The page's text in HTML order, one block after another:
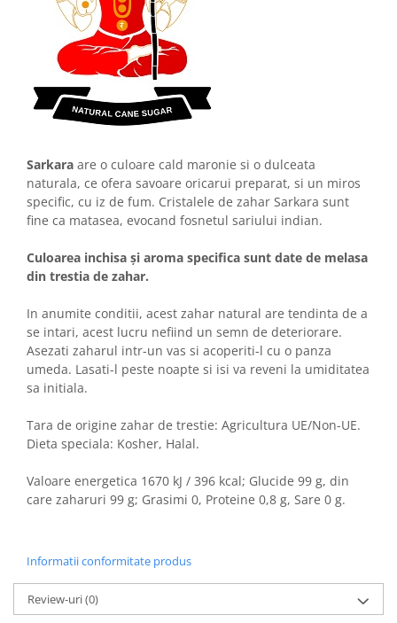
Sarkara are o culoare cald maronie si o dulceata
naturala, ce ofera savoare oricarui preparat, si un miros
specific, cu iz de fum. Cristalele de zahar Sarkara sunt
fine ca matasea, evocand fosnetul sariului indian.
Culoarea inchisa și aroma specifica sunt date de melasa
din trestia de zahar.
In anumite conditii, acest zahar natural are tendinta de a
se intari, acest lucru nefiind un semn de deteriorare.
Asezati zaharul intr-un vas si acoperiti-l cu o panza
umeda. Lasati-l peste noapte si isi va reveni la umiditatea
sa initiala.
Tara de origine zahar de trestie: Agricultura UE/Non-UE.
Dieta speciala: Kosher, Halal.
Valoare energetica 1670 kJ / 396 kcal; Glucide 99 g, din
care zaharuri 99 g; Grasimi 0, Proteine 0,8 g, Sare 0 g.
Informatii conformitate produs
Review-uri(0)